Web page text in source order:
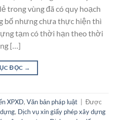
trong vùng đã có quy hoạch
bố nhưng chưa thực hiện thì
tạm có thời hạn theo thời
[…]
ĐỌC →
XPXD, Văn bản pháp luật
Được
, Dịch vụ xin giấy phép xây dựng